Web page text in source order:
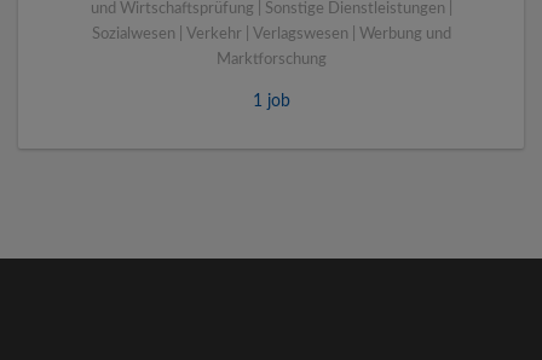
und Wirtschaftsprüfung | Sonstige Dienstleistungen |
Sozialwesen | Verkehr | Verlagswesen | Werbung und
Marktforschung
1 job